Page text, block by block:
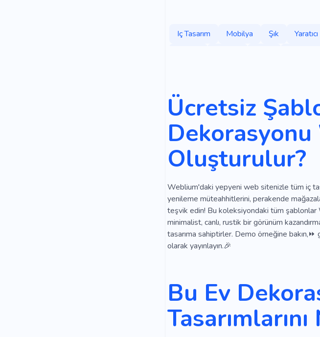
Iç Tasarım Mobilya Şık Yaratıcı
Sandalyeler
Aksesuarlar
Güzellik Tasarımcı
Harika
Popüler Eşsiz Serin
Uzman
Kolaylık Uzay Tadilat
Ev Taşıma
Ücretsiz
Dekorasyonu
Oluşturulur?
Weblium'daki yepyeni web sitenizle tüm iç
yenileme müteahhitlerini, perakende
teşvik edin! Bu koleksiyondaki tüm şablonlar
minimalist, canlı, rustik bir görünüm
tasarıma sahiptirler. Demo örneğine
olarak yayınlayın.🎉
Bu Ev